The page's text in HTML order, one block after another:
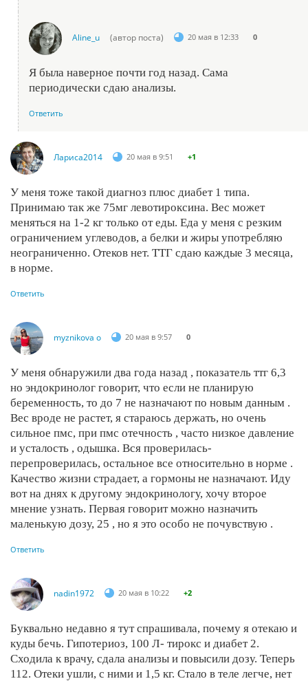
Aline_u (автор поста) 20 мая в 12:33 0
Я была наверное почти год назад. Сама
периодически сдаю анализы.
Ответить
Лариса2014 20 мая в 9:51 +1
У меня тоже такой диагноз плюс диабет 1 типа.
Принимаю так же 75мг левотироксина. Вес может
меняться на 1-2 кг только от еды. Еда у меня с резким
ограничением углеводов, а белки и жиры употребляю
неограниченно. Отеков нет. ТТГ сдаю каждые 3 месяца,
в норме.
Ответить
myznikova o 20 мая в 9:57 0
У меня обнаружили два года назад , показатель ттг 6,3
но эндокринолог говорит, что если не планирую
беременность, то до 7 не назначают по новым данным .
Вес вроде не растет, я стараюсь держать, но очень
сильное пмс, при пмс отечность , часто низкое давление
и усталость , одышка. Вся проверилась-
перепроверилась, остальное все относительно в норме .
Качество жизни страдает, а гормоны не назначают. Иду
вот на днях к другому эндокринологу, хочу второе
мнение узнать. Первая говорит можно назначить
маленькую дозу, 25 , но я это особо не почувствую .
Ответить
nadin1972 20 мая в 10:22 +2
Буквально недавно я тут спрашивала, почему я отекаю и
куды бечь. Гипотериоз, 100 Л- тирокс и диабет 2.
Сходила к врачу, сдала анализы и повысили дозу. Теперь
112. Отеки ушли, с ними и 1,5 кг. Стало в теле легче, нет